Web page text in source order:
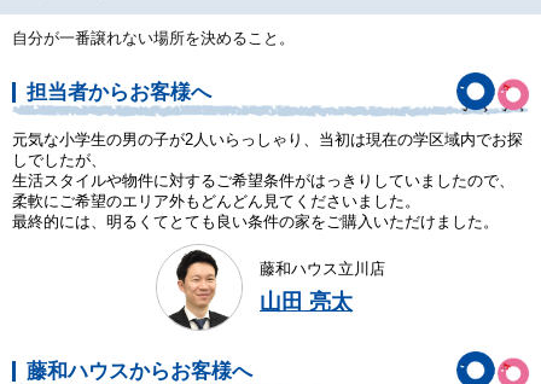
自分が一番譲れない場所を決めること。
担当者からお客様へ
元気な小学生の男の子が2人いらっしゃり、当初は現在の学区域内でお探
しでしたが、
生活スタイルや物件に対するご希望条件がはっきりしていましたので、
柔軟にご希望のエリア外もどんどん見てくださいました。
最終的には、明るくてとても良い条件の家をご購入いただけました。
藤和ハウス立川店
山田 亮太
藤和ハウスからお客様へ